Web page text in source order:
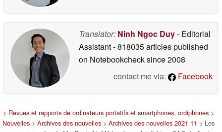
Translator: Ninh Ngoc Duy- Editorial
Assistant- 818035 articles published
on Notebookchecksince 2008
contact me via:
Facebook
> Revues et rapports de ordinateurs portatifs et smartphones, ordiphones >
Nouvelles > Archives des nouvelles > Archives des nouvelles 2021 11 > Les